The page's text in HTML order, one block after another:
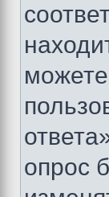
опрос